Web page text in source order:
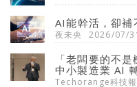
AI能幹活，卻補
夜未央 2026/07/
「老闆要的不
中小製造業 AI
Techorange科技